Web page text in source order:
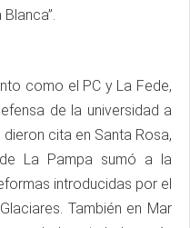
como el PC y La Fede,
de la universidad a
cita en Santa Rosa,
La Pampa sumó a la
introducidas por el
También en Mar